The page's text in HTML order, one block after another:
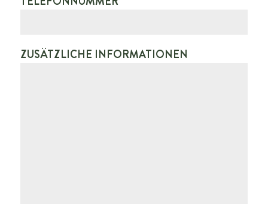
ZUSÄTZLICHE INFORMATIONEN